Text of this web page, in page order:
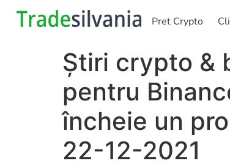
Pret Crypto
Știri crypto &
pentru
încheie un
22-12-2021